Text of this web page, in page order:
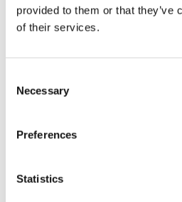
provided to them or that they’ve
of their services.
Selection
Necessary
Preferences
Statistics
of tip vanuit hun expertise te
de sociaal ondernemers en
het najaar van start.